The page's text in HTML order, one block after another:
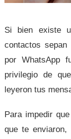
Si bien existe
contactos
por WhatsApp
privilegio de
leyeron tus
Para impedir
que te